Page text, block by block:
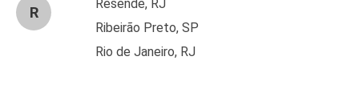
R
Resende, RJ
Ribeirão Preto, SP
Rio de Janeiro, RJ